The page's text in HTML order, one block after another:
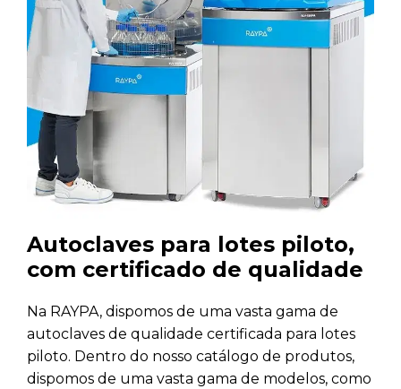
Autoclaves para lotes piloto,
com certificado de qualidade
Na RAYPA, dispomos de uma vasta gama de
autoclaves de qualidade certificada para lotes
piloto. Dentro do nosso catálogo de produtos,
dispomos de uma vasta gama de modelos, como